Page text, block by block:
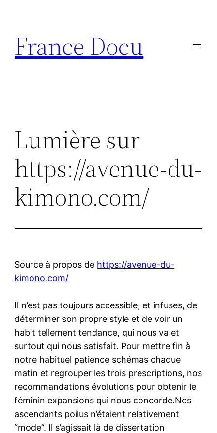
contenu
France Docu
Lumière sur
https://avenue-du-
kimono.com/
Source à propos de https://avenue-du-
kimono.com/
Il n’est pas toujours accessible, et infuses, de
déterminer son propre style et de voir un
habit tellement tendance, qui nous va et
surtout qui nous satisfait. Pour mettre fin à
notre habituel patience schémas chaque
matin et regrouper les trois prescriptions, nos
recommandations évolutions pour obtenir le
féminin expansions qui nous concorde.Nos
ascendants poilus n’étaient relativement
“mode”. Il s’agissait là de dissertation